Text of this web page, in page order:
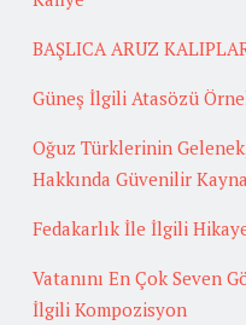
BAŞLICA ARUZ
Güneş İlgili Atasözü
Oğuz Türklerinin
Hakkında Güvenilir
Fedakarlık İle İlgili Hikaye
Vatanını En Çok Seven
İlgili Kompozisyon